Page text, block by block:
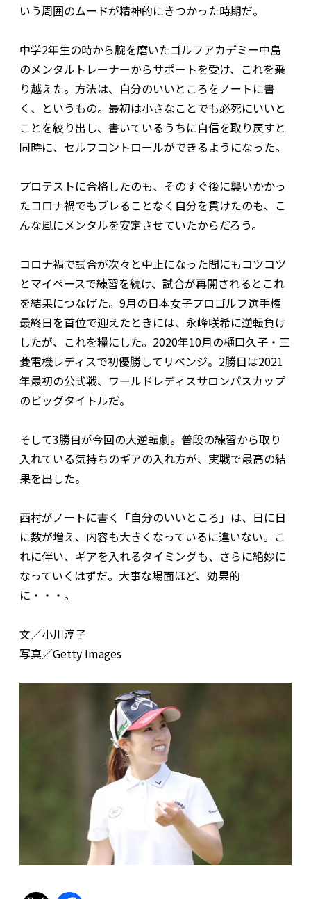
いう周囲のムードが精神的にきつかった時期だ。
中学2年生の時から腕を磨いたゴルフアカデミー中島
のメンタルトレーナーからサポートを受け、これを乗
り越えた。方法は、自分のいいところをノートに書
く、というもの。最初は小さなことでも必死にいいと
ことを絞り出し、書いているうちに自信を取り戻すと
同時に、セルフコントロールができるようになった。
プロテストに合格したのも、そのすぐ後に襲いかかっ
たコロナ禍でもブレることなく自分を貫けたのも、こ
んな風にメンタルを安定させていたからだろう。
コロナ禍で試合が次々と中止になった間にもコツコツ
とマイペースで練習を続け、試合が再開されるとこれ
を結果につなげた。9月の日本女子プロゴルフ選手権
最終日を首位で迎えたときには、永峰咲希に逆転負け
したが、これを糧にした。2020年10月の樋口久子・三
菱電機レディスで初優勝してリベンジ。2勝目は2021
年最初の公式戦、ワールドレディスサロンパスカップ
のビッグタイトルだ。
そして3勝目が今回の大逆転劇。普段の練習から取り
入れている気持ちのギアの入れ方が、実戦で最高の結
果を出した。
西村がノートに書く「自分のいいところ」は、日に日
に数が増え、内容も大きくなっているに違いない。こ
れに伴い、ギアを入れるタイミングも、さらに絶妙に
なっていくはずだ。大事な場面ほど、効果的
に・・・。
文／小川淳子
写真／Getty Images